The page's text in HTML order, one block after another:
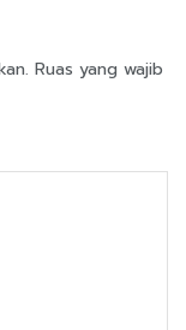
Ruas yang wajib